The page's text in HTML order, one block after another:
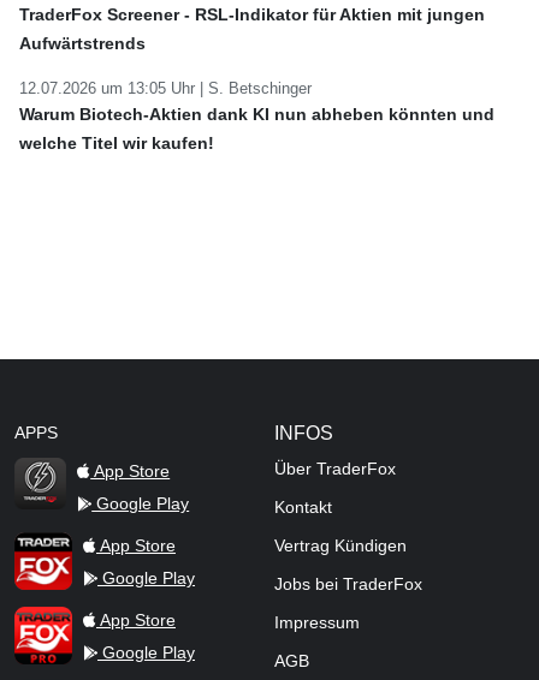
TraderFox Screener - RSL-Indikator für Aktien mit jungen
Aufwärtstrends
12.07.2026 um 13:05 Uhr | S. Betschinger
Warum Biotech-Aktien dank KI nun abheben könnten und
welche Titel wir kaufen!
APPS
TraderFox Flash
App Store
Google Play
TraderFox AppApp Store
Google Play
TraderFox ProApp Store
Google Play
INFOS
Über TraderFox
Kontakt
Vertrag Kündigen
Jobs bei TraderFox
Impressum
AGB